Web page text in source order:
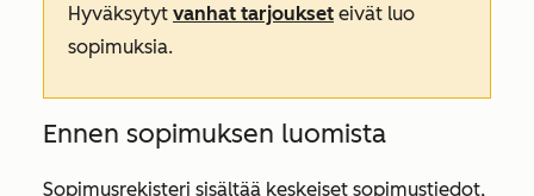
Hyväksytyt vanhat tarjoukset eivät luo
sopimuksia.
Ennen sopimuksen luomista
Sopimusrekisteri sisältää keskeiset sopimustiedot,